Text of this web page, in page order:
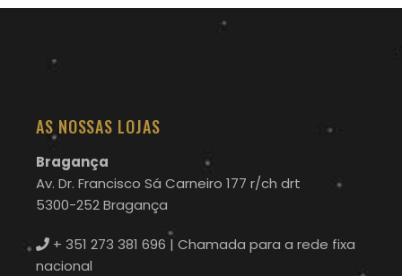
AS NOSSAS LOJAS
Bragança
Av. Dr. Francisco Sá Carneiro 177 r/ch drt
5300-252 Bragança
+ 351 273 381 696 | Chamada para a rede fixa
nacional